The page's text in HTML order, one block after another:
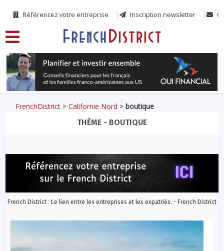
Référencez votre entreprise Inscription newsletter
FrenchDistrict >Californie Nord >boutique
THÈME - BOUTIQUE
French District : Le lien entre les entreprises et les expatriés. - French District